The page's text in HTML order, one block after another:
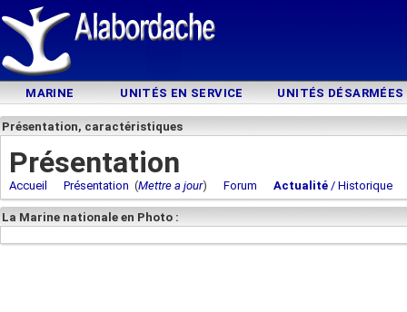
MARINE UNITÉS EN SERVICE UNITÉS DÉSARMÉES
Présentation, caractéristiques
Présentation
Accueil Présentation (Mettre a jour) Forum Actualité / Historique
La Marine nationale en Photo :